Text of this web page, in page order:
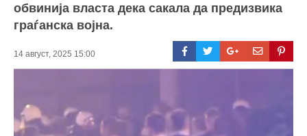
обвинија власта дека сакала да предизвика
граѓанска војна.
14 август, 2025 15:00